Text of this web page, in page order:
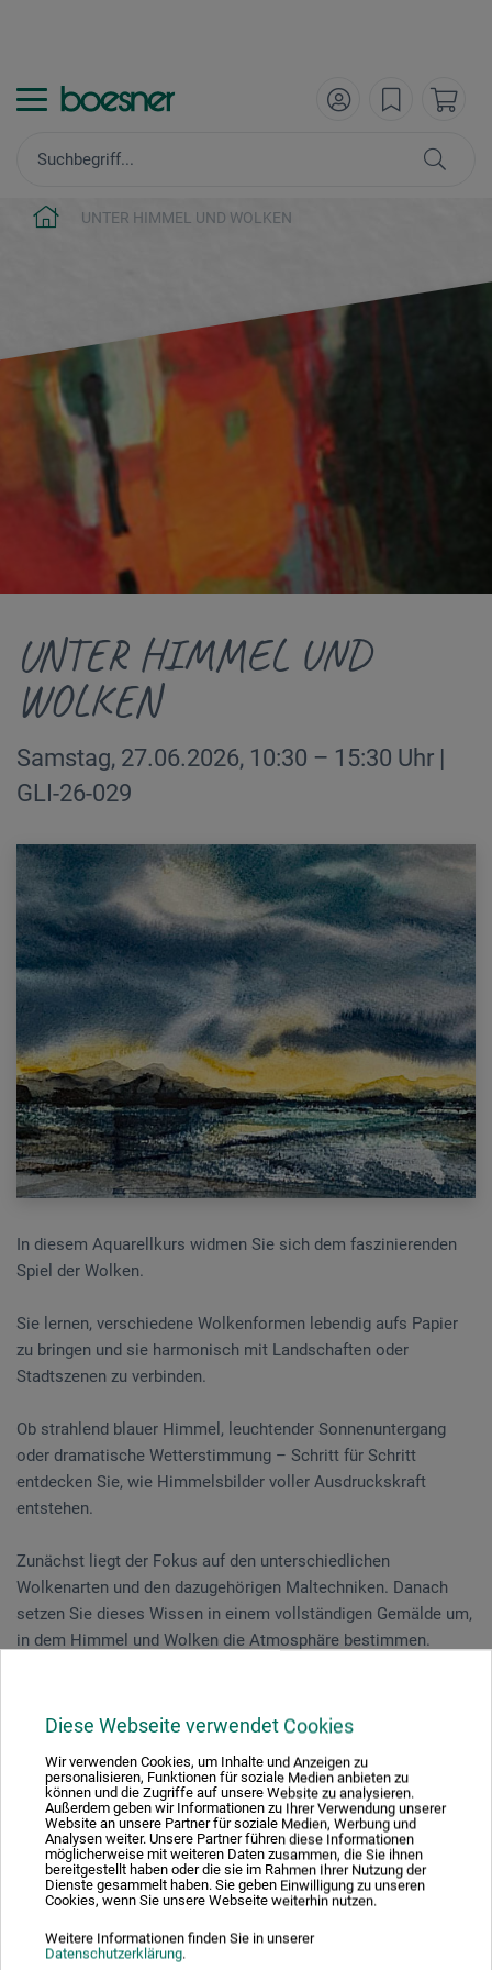
Diese Webseite verwendet Cookies
Wir verwenden Cookies, um Inhalte und Anzeigen zu
personalisieren, Funktionen für soziale Medien anbieten zu
können und die Zugriffe auf unsere Website zu analysieren.
Außerdem geben wir Informationen zu Ihrer Verwendung unserer
Website an unsere Partner für soziale Medien, Werbung und
Analysen weiter. Unsere Partner führen diese Informationen
möglicherweise mit weiteren Daten zusammen, die Sie ihnen
bereitgestellt haben oder die sie im Rahmen Ihrer Nutzung der
Dienste gesammelt haben. Sie geben Einwilligung zu unseren
Cookies, wenn Sie unsere Webseite weiterhin nutzen.
Weitere Informationen finden Sie in unserer
Datenschutzerklärung.
UNTER HIMMEL UND WOLKEN
UNTER HIMMEL UND
WOLKEN
Samstag, 27.06.2026, 10:30 – 15:30 Uhr |
GLI-26-029
In diesem Aquarellkurs widmen Sie sich dem faszinierenden
Spiel der Wolken.
Sie lernen, verschiedene Wolkenformen lebendig aufs Papier
zu bringen und sie harmonisch mit Landschaften oder
Stadtszenen zu verbinden.
Ob strahlend blauer Himmel, leuchtender Sonnenuntergang
oder dramatische Wetterstimmung – Schritt für Schritt
entdecken Sie, wie Himmelsbilder voller Ausdruckskraft
entstehen.
Zunächst liegt der Fokus auf den unterschiedlichen
Wolkenarten und den dazugehörigen Maltechniken. Danach
setzen Sie dieses Wissen in einem vollständigen Gemälde um,
in dem Himmel und Wolken die Atmosphäre bestimmen.
Veranstaltungsdatum
27. Jun. 2026
10:30 - 15:30 Uhr
Sie schauen derzeitig auf eine vergangene
Veranstaltung